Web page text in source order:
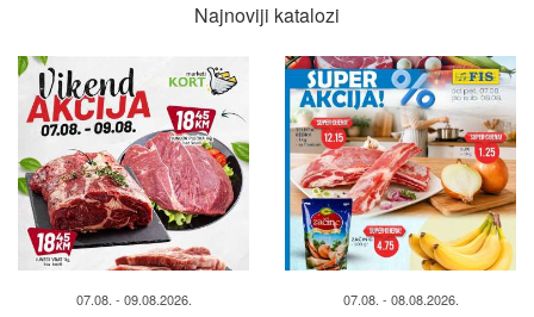
Najnoviji katalozi
07.08. - 09.08.2026. 07.08. - 08.08.2026.